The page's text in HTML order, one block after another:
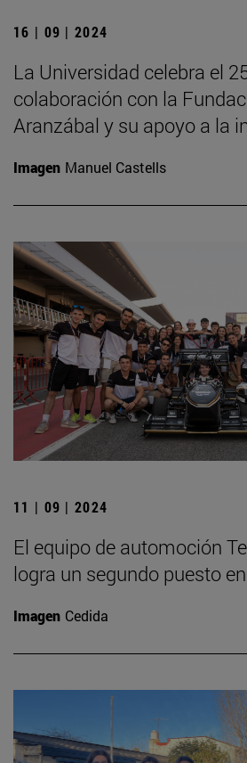
16 | 09 | 2024
La Universidad celebra el
colaboración con la
Aranzábal y su apoyo a la
Imagen Manuel Castells
11 | 09 | 2024
El equipo de automoción
logra un segundo puesto
Imagen Cedida